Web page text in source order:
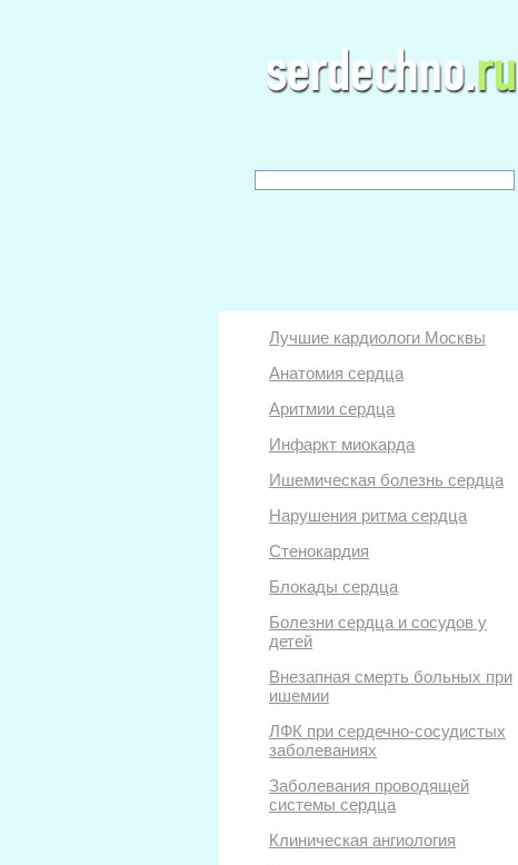
Лучшие кардиологи Москвы
Анатомия сердца
Аритмии сердца
Инфаркт миокарда
Ишемическая болезнь сердца
Нарушения ритма сердца
Стенокардия
Блокады сердца
Болезни сердца и сосудов у
детей
Внезапная смерть больных при
ишемии
ЛФК при сердечно-сосудистых
заболеваниях
Заболевания проводящей
системы сердца
Клиническая ангиология